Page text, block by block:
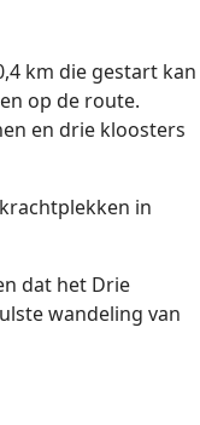
km die gestart kan
op de route.
en drie kloosters
in
dat het Drie
wandeling van